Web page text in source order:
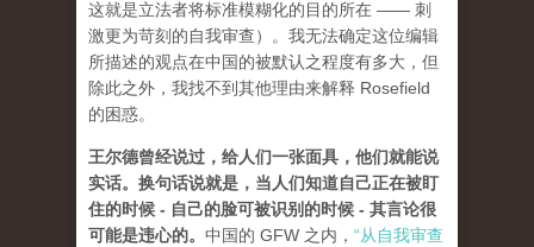
这就是立法者将标准模糊化的目的所在 —— 刺
激更为苛刻的自我审查）。我无法确定这位编辑
所描述的观点在中国的被默认之程度有多大，但
除此之外，我找不到其他理由来解释 Rosefield
的困惑。
王尔德曾经说过，给人们一张面具，他们就能说
实话。换句话说就是，当人们知道自己正在被盯
住的时候 - 自己的脸可被识别的时候 - 其言论很
可能是违心的。 中国的 GFW 之内， “从自我审查